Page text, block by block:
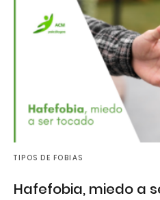
TIPOS DE FOBIAS
Hafefobia, miedo a